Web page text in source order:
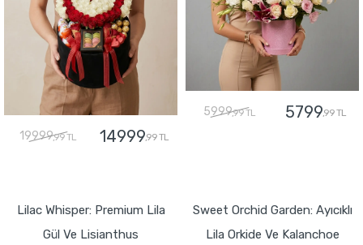
19999,99 TL 14999,99 TL
5999,99 TL 5799,99 TL
Lilac Whisper: Premium Lila
Gül Ve Lisianthus
Sweet Orchid Garden: Ayıcıklı
Lila Orkide Ve Kalanchoe